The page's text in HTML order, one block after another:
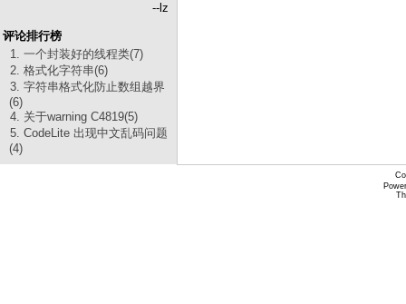
--lz
评论排行榜
1. 一个封装好的线程类(7)
2. 格式化字符串(6)
3. 字符串格式化防止数组越界
(6)
4. 关于warning C4819(5)
5. CodeLite 出现中文乱码问题
(4)